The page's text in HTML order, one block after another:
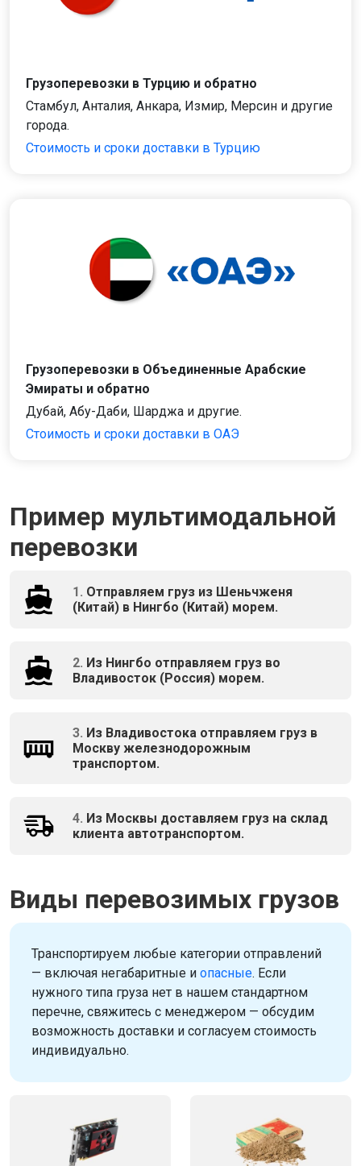
Грузоперевозки в Турцию и обратно
Стамбул, Анталия, Анкара, Измир, Мерсин и другие
города.
Стоимость и сроки доставки в Турцию
Грузоперевозки в Объединенные Арабские
Эмираты и обратно
Дубай, Абу-Даби, Шарджа и другие.
Стоимость и сроки доставки в ОАЭ
Пример мультимодальной
перевозки
1. Отправляем груз из Шеньчженя
(Китай) в Нингбо (Китай) морем.
2. Из Нингбо отправляем груз во
Владивосток (Россия) морем.
3. Из Владивостока отправляем груз в
Москву железнодорожным
транспортом.
4. Из Москвы доставляем груз на склад
клиента автотранспортом.
Виды перевозимых грузов
Транспортируем любые категории отправлений
— включая негабаритные и опасные. Если
нужного типа груза нет в нашем стандартном
перечне, свяжитесь с менеджером — обсудим
возможность доставки и согласуем стоимость
индивидуально.